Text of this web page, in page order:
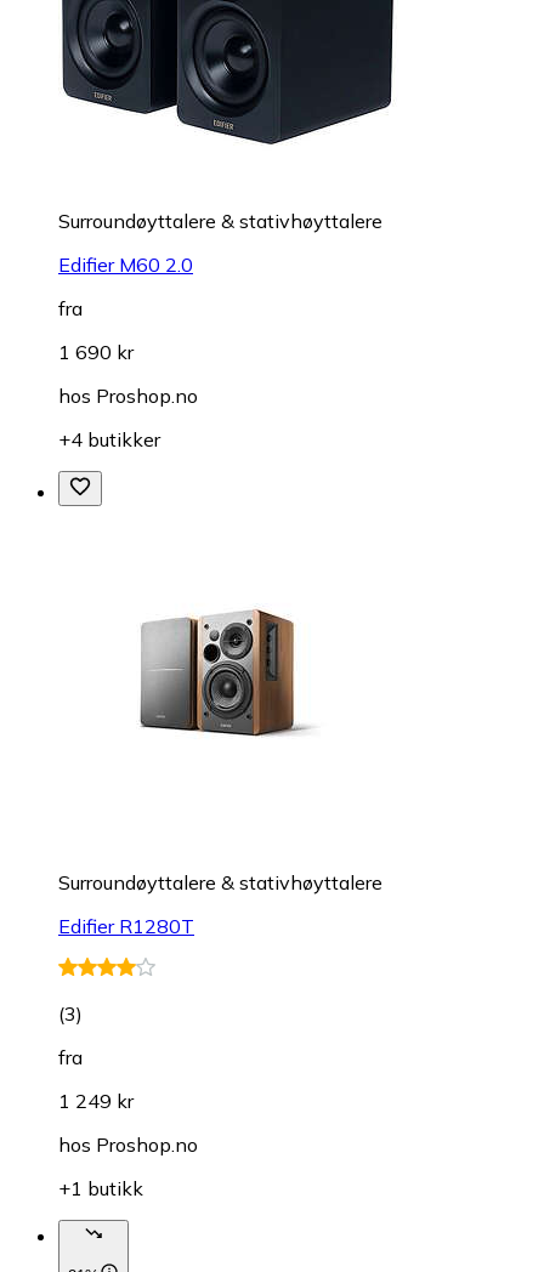
Surroundøyttalere & stativhøyttalere
Edifier M60 2.0
fra
1 690 kr
hos Proshop.no
+4 butikker
Surroundøyttalere & stativhøyttalere
Edifier R1280T
(3)
fra
1 249 kr
hos Proshop.no
+1 butikk